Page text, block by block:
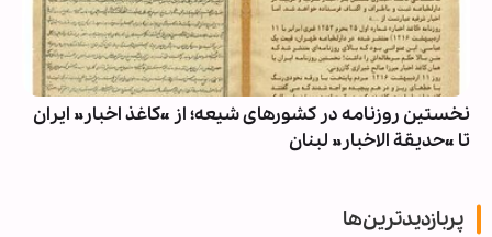
نخستین روزنامه در کشورهای شیعه؛ از «کاغذ اخبار» ایران
تا «حدیقة الاخبار» لبنان
پربازدیدترین‌ها